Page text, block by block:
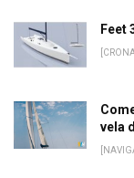
Feet
vela